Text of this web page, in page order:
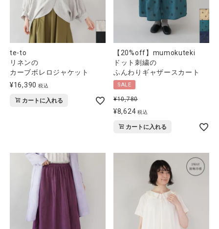
te-to
リネンの
カーブボレロジャケット
¥16,390 税込
カートに入れる
【20%off】mumokuteki
ドット刺繍の
ふんわりギャザースカート
SALE
¥10,780
¥8,624 税込
カートに入れる